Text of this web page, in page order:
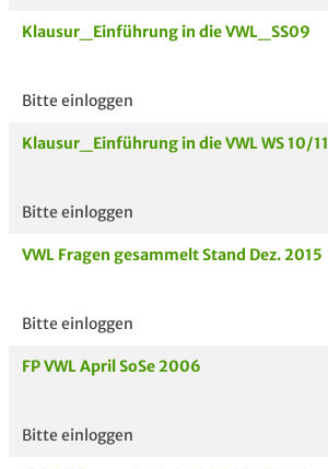
Unterlagen
Klausur_Einführung in die VWL_SS09
Bitte einloggen
Klausur_Einführung in die VWL WS 10/11
Bitte einloggen
VWL Fragen gesammelt Stand Dez. 2015
Bitte einloggen
FP VWL April SoSe 2006
Bitte einloggen